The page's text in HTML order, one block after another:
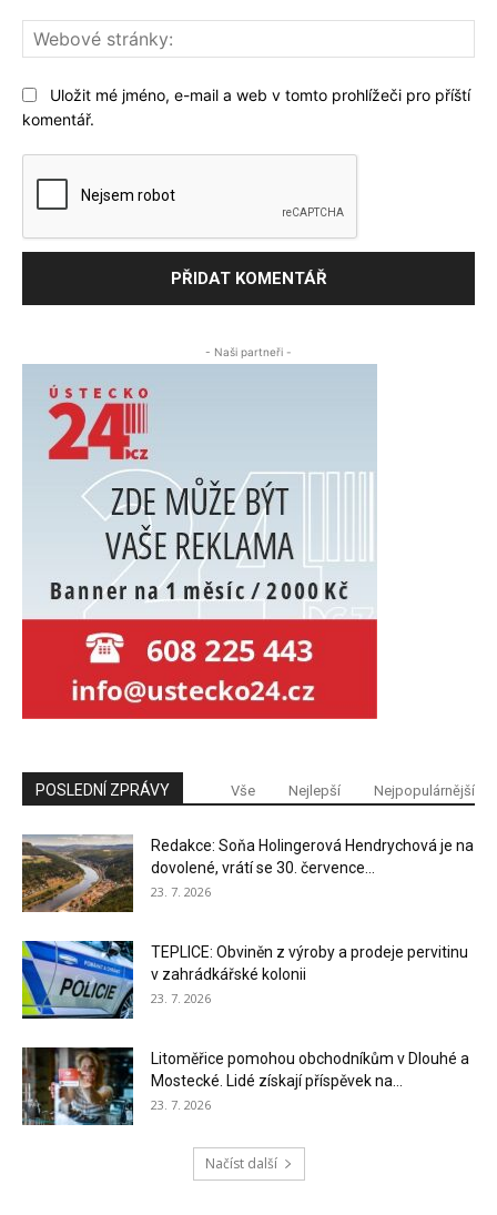
Uložit mé jméno, e-mail a web v tomto prohlížeči pro příští
komentář.
- Naši partneři -
POSLEDNÍ ZPRÁVY Vše Nejlepší Nejpopulárnější
Redakce: Soňa Holingerová Hendrychová je na
dovolené, vrátí se 30. července...
23. 7. 2026
TEPLICE: Obviněn z výroby a prodeje pervitinu
v zahrádkářské kolonii
23. 7. 2026
Litoměřice pomohou obchodníkům v Dlouhé a
Mostecké. Lidé získají příspěvek na...
23. 7. 2026
Načíst další